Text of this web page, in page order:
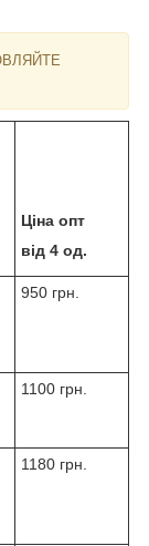
Ціна опт
від 4 од.
950 грн.
1100 грн.
1180 грн.